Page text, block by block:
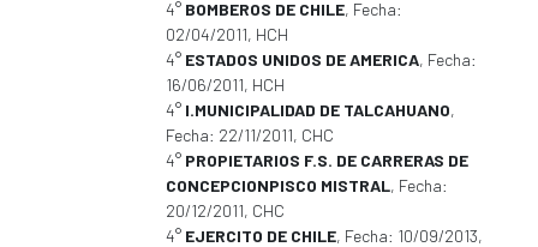
4° BOMBEROS DE CHILE, Fecha:
02/04/2011, HCH
4° ESTADOS UNIDOS DE AMERICA, Fecha:
16/06/2011, HCH
4° I.MUNICIPALIDAD DE TALCAHUANO,
Fecha: 22/11/2011, CHC
4° PROPIETARIOS F.S. DE CARRERAS DE
CONCEPCIONPISCO MISTRAL, Fecha:
20/12/2011, CHC
4° EJERCITO DE CHILE, Fecha: 10/09/2013,